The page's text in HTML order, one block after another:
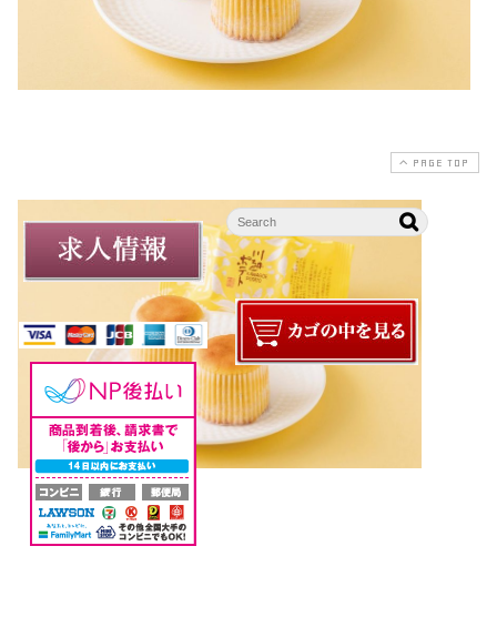
PAGE TOP